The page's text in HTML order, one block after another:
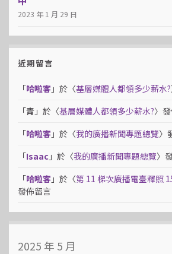
2023 年 1 月 29 日
近期留言
「哈啦客 」於〈基層媒體人都領多少薪水?
「青 」於〈基層媒體人都領多少薪水?〉
「哈啦客 」於〈我的廣播新聞專題總覽〉
「Isaac 」於〈我的廣播新聞專題總覽〉
「哈啦客 」於〈第 11 梯次廣播電臺釋照
發佈留言
2025 年 5 月